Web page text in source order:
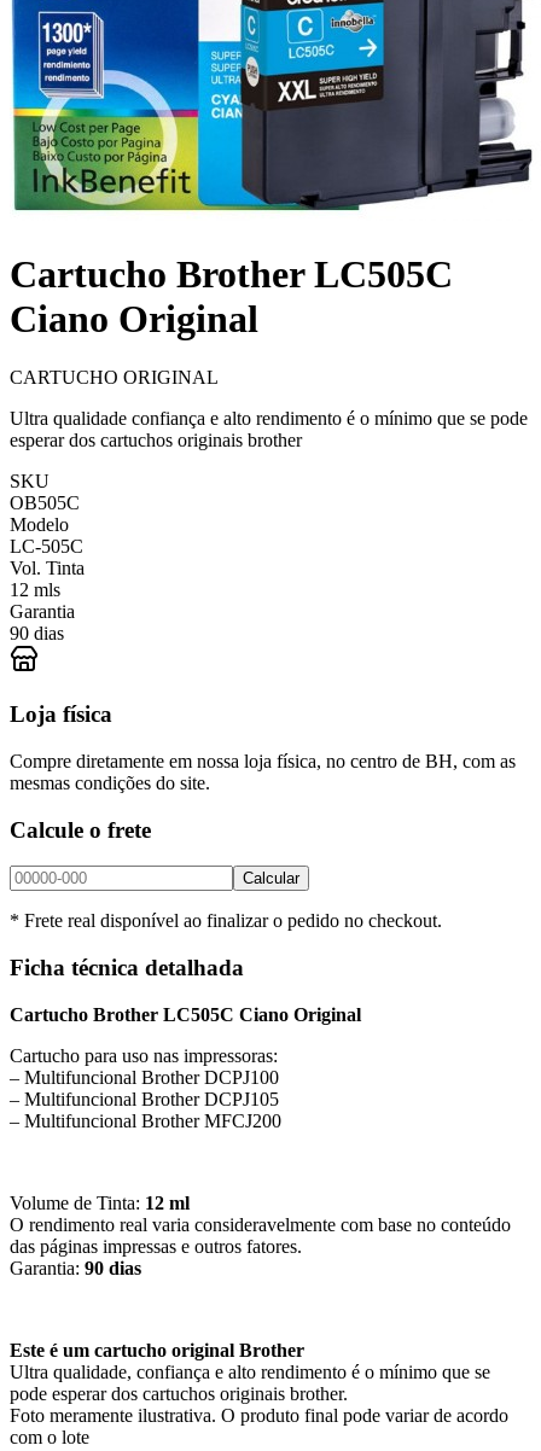
Cartucho Brother LC505C
Ciano Original
CARTUCHO ORIGINAL
Ultra qualidade confiança e alto rendimento é o mínimo que se pode
esperar dos cartuchos originais brother
SKU
OB505C
Modelo
LC-505C
Vol. Tinta
12 mls
Garantia
90 dias
Loja física
Compre diretamente em nossa loja física, no centro de BH, com as
mesmas condições do site.
Calcule o frete
Calcular
* Frete real disponível ao finalizar o pedido no checkout.
Ficha técnica detalhada
Cartucho Brother LC505C Ciano Original
Cartucho para uso nas impressoras:
– Multifuncional Brother DCPJ100
– Multifuncional Brother DCPJ105
– Multifuncional Brother MFCJ200
Volume de Tinta: 12 ml
O rendimento real varia consideravelmente com base no conteúdo
das páginas impressas e outros fatores.
Garantia: 90 dias
Este é um cartucho original Brother
Ultra qualidade, confiança e alto rendimento é o mínimo que se
pode esperar dos cartuchos originais brother.
Foto meramente ilustrativa. O produto final pode variar de acordo
com o lote